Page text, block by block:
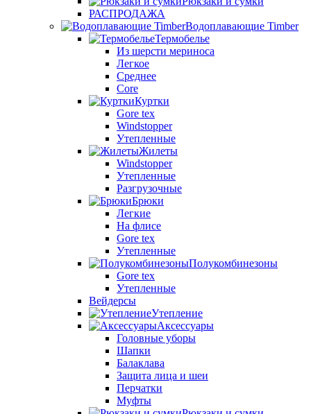
РАСПРОДАЖА
Водоплавающие Timber
Термобелье
Из шерсти мериноса
Легкое
Среднее
Core
Куртки
Gore tex
Windstopper
Утепленные
Жилеты
Windstopper
Утепленные
Разгрузочные
Брюки
Легкие
На флисе
Gore tex
Утепленные
Полукомбинезоны
Gore tex
Утепленные
Вейдерсы
Утепление
Аксессуары
Головные уборы
Шапки
Балаклава
Защита лица и шеи
Перчатки
Муфты